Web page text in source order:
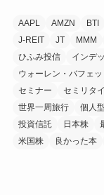
AAPL AMZN BTI
J-REIT
JT MMM
ひふみ投信
インデ
ウォーレン・バフェッ
セミナー
セミリタ
世界一周旅行
個人
投資信託
日本株
米国株
良かった本